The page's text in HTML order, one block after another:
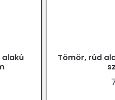
alakú
Tömör, rúd